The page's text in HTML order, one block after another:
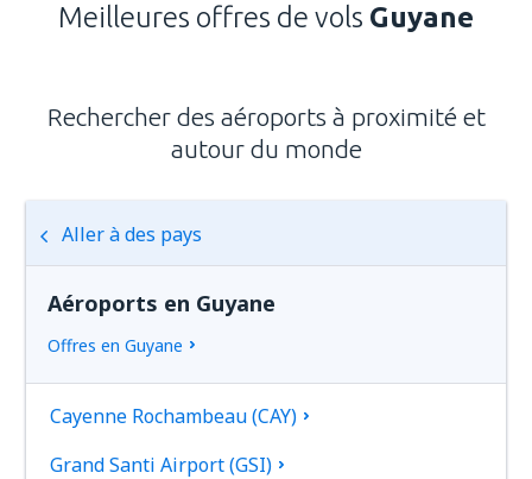
Meilleures offres de vols Guyane
Rechercher des aéroports à proximité et
autour du monde
Aller à des pays
Aéroports en Guyane
Offres en Guyane
Cayenne Rochambeau (CAY)
Grand Santi Airport (GSI)